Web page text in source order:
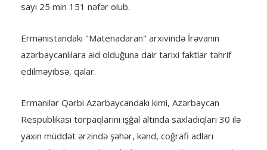
sayı 25 min 151 nəfər olub.
Ermənistandakı "Matenadaran" arxivində İrəvanın
azərbaycanlılara aid olduğuna dair tarixi faktlar təhrif
edilməyibsə, qalar.
Ermənilər Qərbi Azərbaycandakı kimi, Azərbaycan
Respublikası torpaqlarını işğal altında saxladıqları 30 ilə
yaxın müddət ərzində şəhər, kənd, coğrafi adları